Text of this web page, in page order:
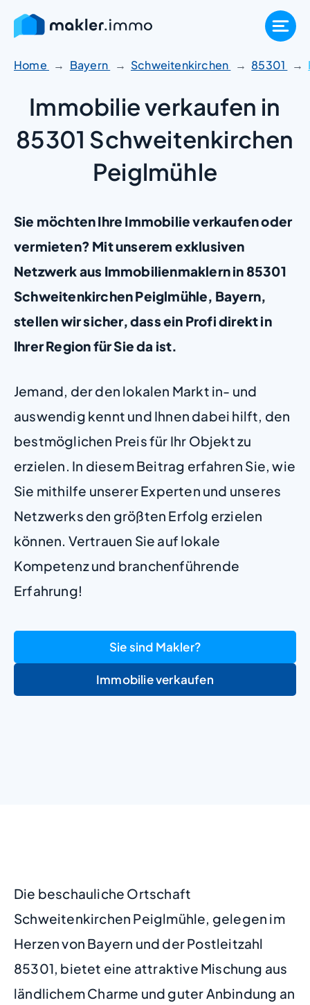
Zum
Inhalt
springen
Home Bayern Schweitenkirchen 85301
Immobilie verkaufen in
85301 Schweitenkirchen
Peiglmühle
Sie möchten Ihre Immobilie verkaufen oder
vermieten? Mit unserem exklusiven
Netzwerk aus Immobilienmaklern in 85301
Schweitenkirchen Peiglmühle, Bayern,
stellen wir sicher, dass ein Profi direkt in
Ihrer Region für Sie da ist.
Jemand, der den lokalen Markt in- und
auswendig kennt und Ihnen dabei hilft, den
bestmöglichen Preis für Ihr Objekt zu
erzielen. In diesem Beitrag erfahren Sie, wie
Sie mithilfe unserer Experten und unseres
Netzwerks den größten Erfolg erzielen
können. Vertrauen Sie auf lokale
Kompetenz und branchenführende
Erfahrung!
Sie sind Makler?
Immobilie verkaufen
Die beschauliche Ortschaft
Schweitenkirchen Peiglmühle, gelegen im
Herzen von Bayern und der Postleitzahl
85301, bietet eine attraktive Mischung aus
ländlichem Charme und guter Anbindung an